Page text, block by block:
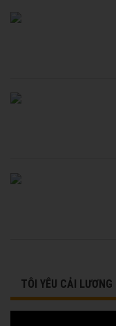
TÔI YÊU CẢI LƯƠNG